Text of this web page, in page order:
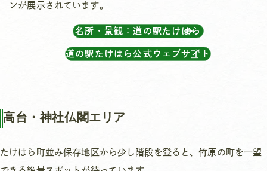
ンが展示されています。
名所・景観：道の駅たけはら
道の駅たけはら公式ウェブサイト
高台・神社仏閣エリア
たけはら町並み保存地区から少し階段を登ると、竹原の町を一望